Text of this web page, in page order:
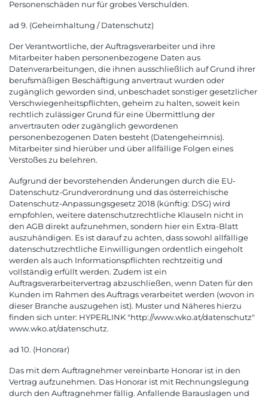
Personenschäden nur für grobes Verschulden.
ad 9. (Geheimhaltung / Datenschutz)
Der Verantwortliche, der Auftragsverarbeiter und ihre
Mitarbeiter haben personenbezogene Daten aus
Datenverarbeitungen, die ihnen ausschließlich auf Grund ihrer
berufsmäßigen Beschäftigung anvertraut wurden oder
zugänglich geworden sind, unbeschadet sonstiger gesetzlicher
Verschwiegenheitspflichten, geheim zu halten, soweit kein
rechtlich zulässiger Grund für eine Übermittlung der
anvertrauten oder zugänglich gewordenen
personenbezogenen Daten besteht (Datengeheimnis).
Mitarbeiter sind hierüber und über allfällige Folgen eines
Verstoßes zu belehren.
Aufgrund der bevorstehenden Änderungen durch die EU-
Datenschutz-Grundverordnung und das österreichische
Datenschutz-Anpassungsgesetz 2018 (künftig: DSG) wird
empfohlen, weitere datenschutzrechtliche Klauseln nicht in
den AGB direkt aufzunehmen, sondern hier ein Extra-Blatt
auszuhändigen. Es ist darauf zu achten, dass sowohl allfällige
datenschutzrechtliche Einwilligungen ordentlich eingeholt
werden als auch Informationspflichten rechtzeitig und
vollständig erfüllt werden. Zudem ist ein
Auftragsverarbeitervertrag abzuschließen, wenn Daten für den
Kunden im Rahmen des Auftrags verarbeitet werden (wovon in
dieser Branche auszugehen ist). Muster und Näheres hierzu
finden sich unter: HYPERLINK "http://www.wko.at/datenschutz"
www.wko.at/datenschutz.
ad 10. (Honorar)
Das mit dem Auftragnehmer vereinbarte Honorar ist in den
Vertrag aufzunehmen. Das Honorar ist mit Rechnungslegung
durch den Auftragnehmer fällig. Anfallende Barauslagen und